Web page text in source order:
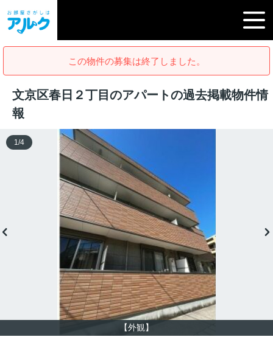
この物件の募集は終了しました。
文京区春日２丁目のアパートの過去掲載物件情
報
【外観】
1 /4